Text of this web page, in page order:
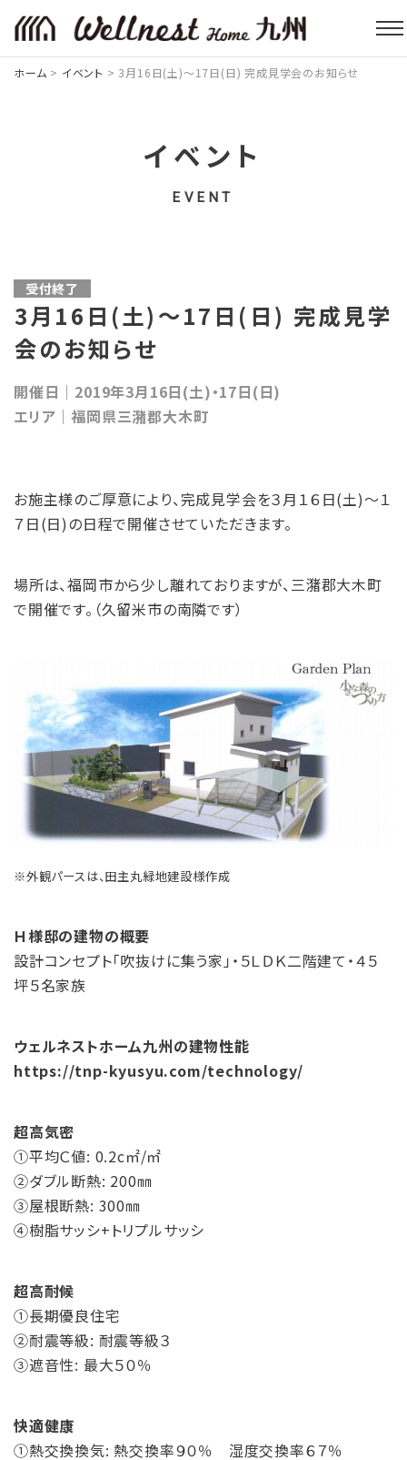
ホーム > イベント > 3月16日(土)～17日(日) 完成見学会のお知らせ
イベント
EVENT
受付終了
3月16日(土)～17日(日) 完成見学
会のお知らせ
開催日｜2019年3月16日(土)・17日(日)
エリア｜福岡県三潴郡大木町
お施主様のご厚意により、完成見学会を３月１６日(土)～１
７日(日)の日程で開催させていただきます。
場所は、福岡市から少し離れておりますが、三潴郡大木町
で開催です。（久留米市の南隣です）
※外観パースは、田主丸緑地建設様作成
Ｈ様邸の建物の概要
設計コンセプト「吹抜けに集う家」・５ＬＤＫ二階建て・４５
坪５名家族
ウェルネストホーム九州の建物性能
https://tnp-kyusyu.com/technology/
超高気密
①平均Ｃ値: 0.2c㎡/㎡
②ダブル断熱: 200㎜
③屋根断熱: 300㎜
④樹脂サッシ+トリプルサッシ
超高耐候
①長期優良住宅
②耐震等級: 耐震等級３
③遮音性: 最大５０％
快適健康
①熱交換換気: 熱交換率９０％ 湿度交換率６７％